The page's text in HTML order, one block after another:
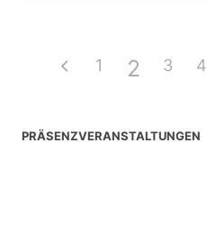
1 2 3 4
PRÄSENZVERANSTALTUNGEN